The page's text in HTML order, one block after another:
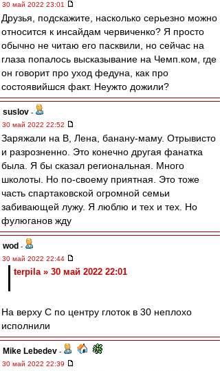
30 май 2022 23:01
Друзья, подскажите, насколько серьезно можно
относится к инсайдам червиченко? Я просто
обычно не читаю его пасквили, но сейчас на
глаза попалось высказывание на Чемп.ком, где
он говорит про уход федуна, как про
состоявийшся факт. Неужто дожили?
suslov -
30 май 2022 22:52
Заряжали на В, Лена, банану-маму. Отрывисто
и разрозненно. Это конечно другая фанатка
была. Я бы сказал региональная. Много
школоты. Но по-своему приятная. Это тоже
часть спартаковской огромной семьи
забивающей лужу. Я люблю и тех и тех. Но
фулюганов жду
wod -
30 май 2022 22:44
terpila » 30 май 2022 22:01
На верху С по центру глоток в 30 неплохо
исполнили
Mike Lebedev -
30 май 2022 22:39